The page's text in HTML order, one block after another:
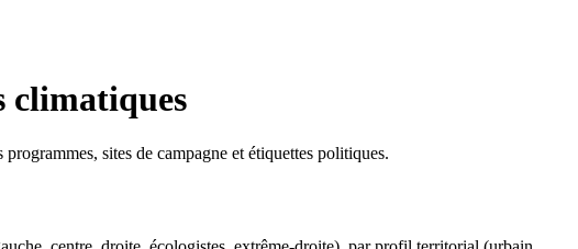
climatiques
sites de campagne et étiquettes politiques.